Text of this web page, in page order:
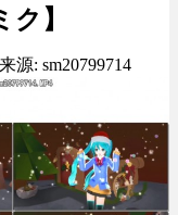
】
源: sm20799714